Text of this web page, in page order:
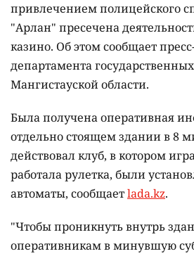
привлечением полицейского
"Арлан" пресечена
казино. Об этом сообщает
департамента
Мангистауской области.
Была получена оперативная
отдельно стоящем здании в 8
действовал клуб, в котором
работала рулетка, были
автоматы, сообщаетlada.kz.
"Чтобы проникнуть внутрь
оперативникам в минувшую